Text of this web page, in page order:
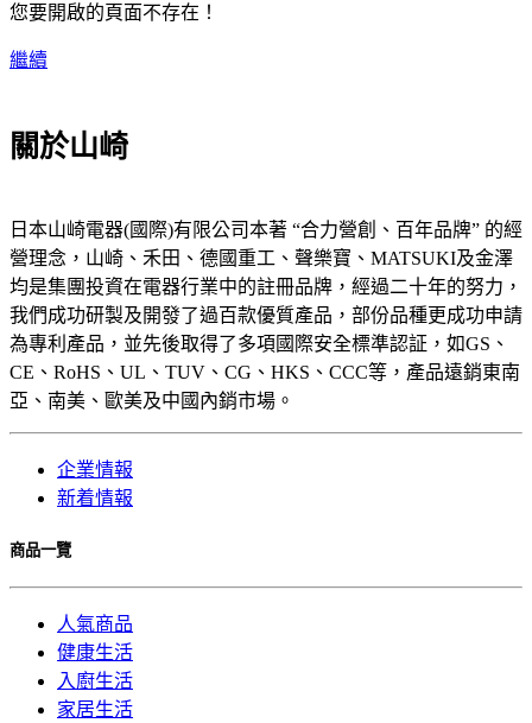
您要開啟的頁面不存在！
繼續
關於山崎
日本山崎電器(國際)有限公司本著 “合力營創、百年品牌” 的經
營理念，山崎、禾田、德國重工、聲樂寶、MATSUKI及金澤
均是集團投資在電器行業中的註冊品牌，經過二十年的努力，
我們成功研製及開發了過百款優質產品，部份品種更成功申請
為專利產品，並先後取得了多項國際安全標準認証，如GS、
CE、RoHS、UL、TUV、CG、HKS、CCC等，產品遠銷東南
亞、南美、歐美及中國內銷市場。
企業情報
新着情報
商品一覽
人氣商品
健康生活
入廚生活
家居生活